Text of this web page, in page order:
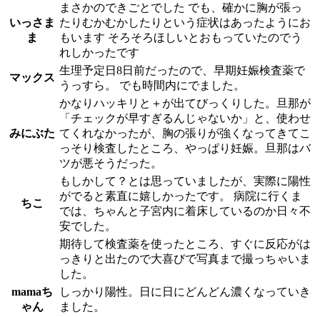
いっさま
ま
まさかのできごとでした でも、確かに胸が張っ
たりむかむかしたりという症状はあったようにお
もいます そろそろほしいとおもっていたのでう
れしかったです
マックス
生理予定日8日前だったので、早期妊娠検査薬で
うっすら。 でも時間内にでました。
みにぶた
かなりハッキリと＋が出てびっくりした。旦那が
「チェックが早すぎるんじゃないか」と、使わせ
てくれなかったが、胸の張りが強くなってきてこ
っそり検査したところ、やっぱり妊娠。旦那はバ
ツが悪そうだった。
ちこ
もしかして？とは思っていましたが、実際に陽性
がでると素直に嬉しかったです。 病院に行くま
では、ちゃんと子宮内に着床しているのか日々不
安でした。
期待して検査薬を使ったところ、すぐに反応がは
っきりと出たので大喜びで写真まで撮っちゃいま
した。
mamaち
ゃん
しっかり陽性。日に日にどんどん濃くなっていき
ました。